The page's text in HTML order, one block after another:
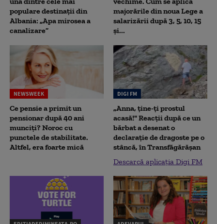
populare destinații din
Albania: „Apa mirosea a
canalizare”
majorările din noua Lege a
salarizării după 3, 5, 10, 15
și...
NEWSWEEK
Ce pensie a primit un
pensionar după 40 ani
munciți? Noroc cu
punctele de stabilitate.
Altfel, era foarte mică
DIGI FM
„Anna, ţine-ţi prostul
acasă!" Reacţii după ce un
bărbat a desenat o
declaraţie de dragoste pe o
stâncă, în Transfăgărăşan
Descarcă aplicația Digi FM